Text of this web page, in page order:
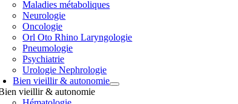
Maladies métaboliques
Neurologie
Oncologie
Orl Oto Rhino Laryngologie
Pneumologie
Psychiatrie
Urologie Nephrologie
Bien vieillir & autonomie
vieillir & autonomie